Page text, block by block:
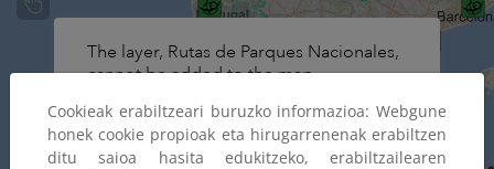
Cookieak erabiltzeari buruzko informazioa: Webgune
honek cookie propioak eta hirugarrenenak erabiltzen
ditu saioa hasita edukitzeko, erabiltzailearen